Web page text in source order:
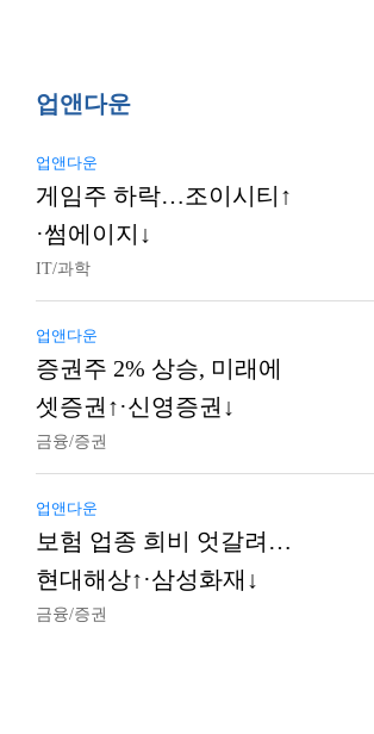
업앤다운
업앤다운
게임주 하락…조이시티↑
·썸에이지↓
IT/과학
업앤다운
증권주 2% 상승, 미래에
셋증권↑·신영증권↓
금융/증권
업앤다운
보험 업종 희비 엇갈려…
현대해상↑·삼성화재↓
금융/증권